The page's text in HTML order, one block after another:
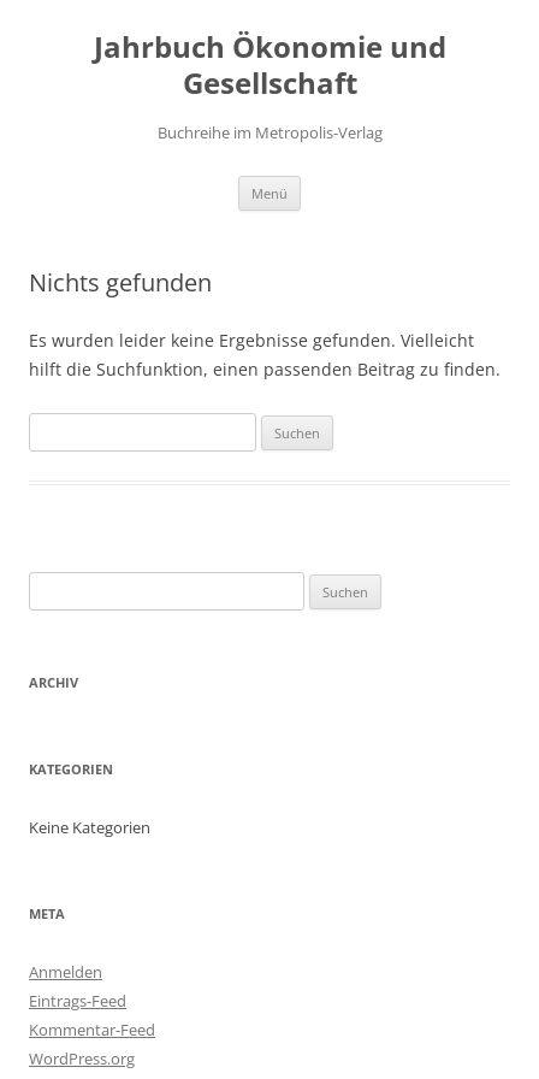
springenJahrbuch Ökonomie und
Gesellschaft
Buchreihe im Metropolis-Verlag
Menü
Nichts gefunden
Es wurden leider keine Ergebnisse gefunden. Vielleicht
hilft die Suchfunktion, einen passenden Beitrag zu finden.
nach:
nach:
ARCHIV
KATEGORIEN
Keine Kategorien
META
Anmelden
Eintrags-Feed
Kommentar-Feed
WordPress.org